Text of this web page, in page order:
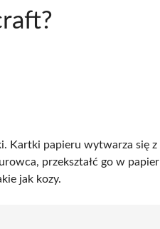
Kartki papieru wytwarza się
przekształć go w papier
jak kozy.